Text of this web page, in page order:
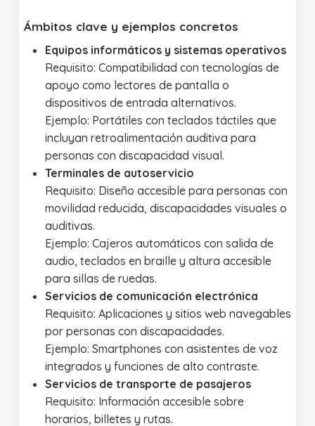
Ámbitos clave y ejemplos concretos
Equipos informáticos y sistemas operativos
Requisito: Compatibilidad con tecnologías de
apoyo como lectores de pantalla o
dispositivos de entrada alternativos.
Ejemplo: Portátiles con teclados táctiles que
incluyan retroalimentación auditiva para
personas con discapacidad visual.
Terminales de autoservicio
Requisito: Diseño accesible para personas con
movilidad reducida, discapacidades visuales o
auditivas.
Ejemplo: Cajeros automáticos con salida de
audio, teclados en braille y altura accesible
para sillas de ruedas.
Servicios de comunicación electrónica
Requisito: Aplicaciones y sitios web navegables
por personas con discapacidades.
Ejemplo: Smartphones con asistentes de voz
integrados y funciones de alto contraste.
Servicios de transporte de pasajeros
Requisito: Información accesible sobre
horarios, billetes y rutas.